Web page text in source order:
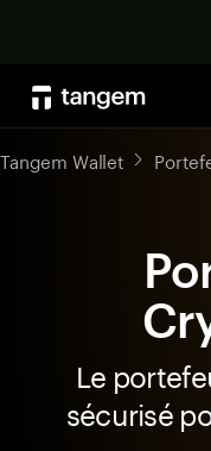
Tangem Wallet
Le
sécurisé